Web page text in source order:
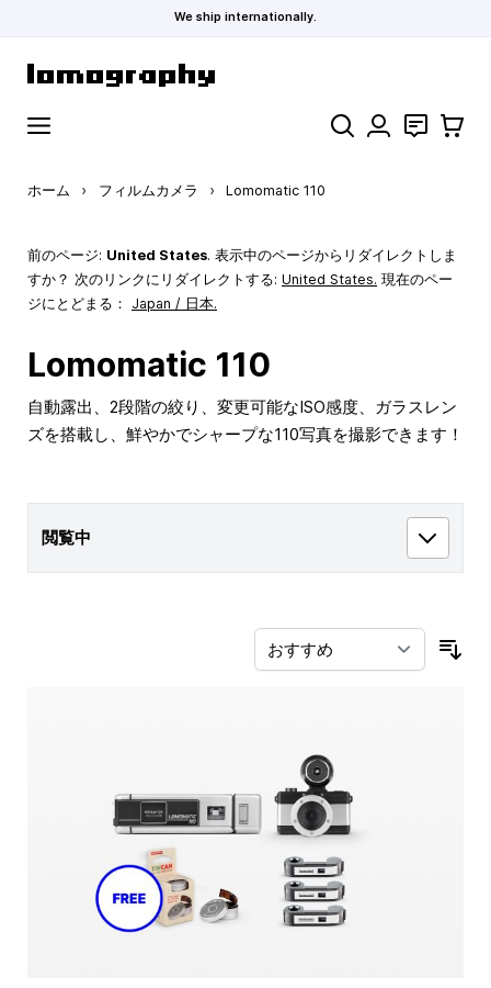
We ship internationally.
検索 お問い合わ
カート
ホーム › フィルムカメラ › Lomomatic 110
前のページ: United States. 表示中のページからリダイレクトしま
すか？ 次のリンクにリダイレクトする: United States. 現在のペー
ジにとどまる： Japan / 日本.
Lomomatic 110
自動露出、2段階の絞り、変更可能なISO感度、ガラスレン
ズを搭載し、鮮やかでシャープな110写真を撮影できます！
閲覧中